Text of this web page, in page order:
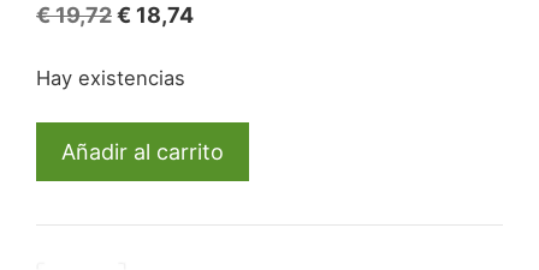
€19,72El
original
€ 19,72.
€ 18,74El
€ 18,74.
Hay existencias
2687
Azul
Añadir al carrito